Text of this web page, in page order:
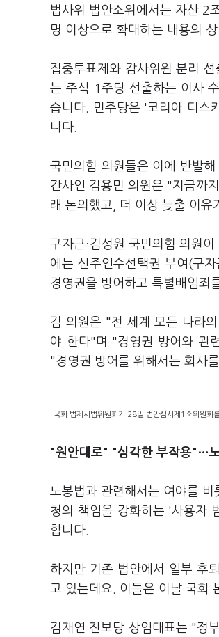
법사위 법안소위에서는 자산 2
명 이상으로 확대하는 내용의
집중투표제와 감사위원 분리
는 주식 1주당 선출하는 이사
습니다. 민주당은 '코리아 디스
니다.
국민의힘 의원들은 이에 반발
간사인 김용민 의원은 "지금까
래 논의했고, 더 이상 늦출 이유
구자근·김성원 국민의힘 의원
에는 신주인수선택권 부여(구
경영권을 방어하고 특별배임죄
김 의원은 "전 세계 모든 나라
야 한다"며 "경영권 방어와 관
"경영권 방어를 위해서는 회사
국회 법제사법위원회가 28일 법안심사제1소위원회
"원안대로" "심각한 부작용"…
노봉법과 관련해서는 여야를
청의 책임을 강화하는 '사용자
합니다.
하지만 기존 법안에서 일부 후
고 있는데요. 이들은 이날 국회
김재연 진보당 상임대표는 "정